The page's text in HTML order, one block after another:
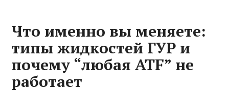
Что именно вы меняете:
типы жидкостей ГУР и
почему “любая ATF” не
работает